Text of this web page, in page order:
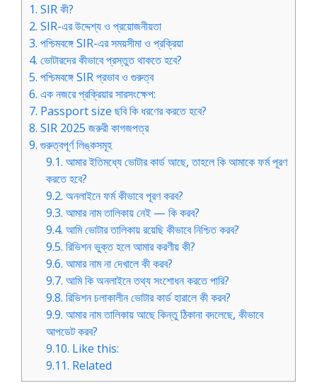
1. SIR কী?
2. SIR-এর উদ্দেশ্য ও প্রয়োজনীয়তা
3. পশ্চিমবঙ্গে SIR-এর সময়সীমা ও প্রক্রিয়া
4. ভোটারদের কীভাবে প্রস্তুত থাকতে হবে?
5. পশ্চিমবঙ্গে SIR প্রভাব ও গুরুত্ব
6. এক নজরে প্রক্রিয়ার সারসংক্ষেপ:
7. Passport size ছবি কি ধরণের করতে হবে?
8. SIR 2025 জরুরী কাগজপত্র
9. গুরুত্বপূর্ণ লিঙ্কসমূহ
9.1. আমার ইতিমধ্যে ভোটার কার্ড আছে, তাহলে কি আমাকে ফর্ম পূরণ
করতে হবে?
9.2. অনলাইনে ফর্ম কীভাবে পূরণ করব?
9.3. আমার নাম তালিকায় নেই — কি করব?
9.4. আমি ভোটার তালিকায় রয়েছি কীভাবে নিশ্চিত করব?
9.5. রিভিশন ভুক্ত হলে আমার করণীয় কী?
9.6. আমার নাম না দেখালে কী করব?
9.7. আমি কি অনলাইনে তথ্য সংশোধন করতে পারি?
9.8. রিভিশন চলাকালীন ভোটার কার্ড হারালে কী করব?
9.9. আমার নাম তালিকায় আছে কিন্তু ঠিকানা বদলেছে, কীভাবে
আপডেট করব?
9.10. Like this:
9.11. Related